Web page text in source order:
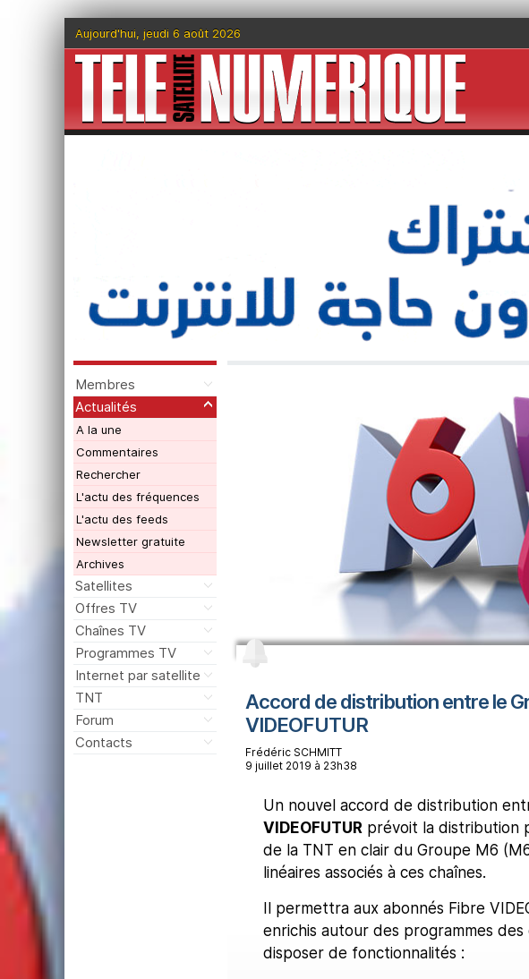
Aujourd'hui, jeudi 6 août 2026
Membres
Actualités
A la une
Commentaires
Rechercher
L'actu des fréquences
L'actu des feeds
Newsletter gratuite
Archives
Satellites
Offres TV
Chaînes TV
Programmes TV
Internet par satellite
TNT
Forum
Contacts
Accord de distribution entre le
VIDEOFUTUR
Frédéric SCHMITT
9 juillet 2019 à 23h38
Un nouvel accord de distribution
VIDEOFUTURprévoit la distribution
de la TNT en clair du Groupe M6
linéaires associés à ces chaînes.
Il permettra aux abonnés Fibre
enrichis autour des programmes
disposer de fonctionnalités :